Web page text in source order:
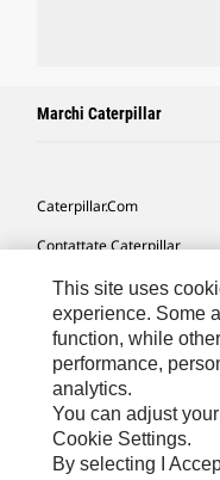
Marchi Caterpillar
Caterpillar.com
Contattate Caterpillar
Le Mie Preferenze Di
Mappa Del Sito
Cookie Settings
Informazioni Legali
Tutela Della Privacy
This site uses
experience. Some
function, while
performance,
analytics.
You can adjust
Cookie Settings.
By selecting I